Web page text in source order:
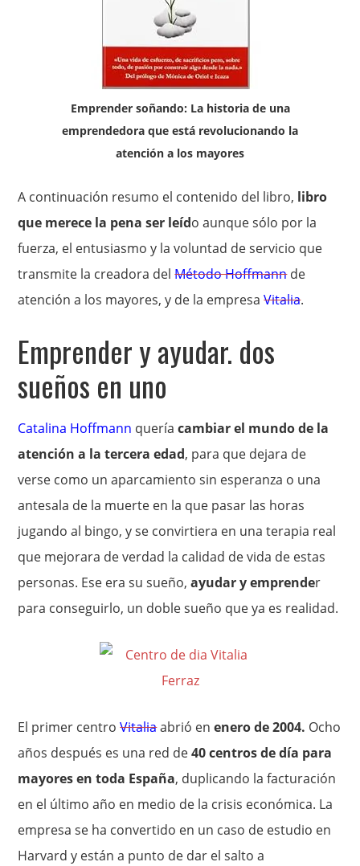
Emprender soñando: La historia de una
emprendedora que está revolucionando la
atención a los mayores
A continuación resumo el contenido del libro, libro
que merece la pena ser leído aunque sólo por la
fuerza, el entusiasmo y la voluntad de servicio que
transmite la creadora delMétodo Hoffmannde
atención a los mayores, y de la empresaVitalia.
Emprender y ayudar. dos
sueños en uno
Catalina Hoffmann queríacambiar el mundo de la
atención a la tercera edad, para que dejara de
verse como un aparcamiento sin esperanza o una
antesala de la muerte en la que pasar las horas
jugando al bingo, y se convirtiera en una terapia real
que mejorara de verdad la calidad de vida de estas
personas. Ese era su sueño,ayudar y emprender
para conseguirlo, un doble sueño que ya es realidad.
El primer centroVitaliaabrió enenero de 2004. Ocho
años después es una red de40 centros de día para
mayores en toda España, duplicando la facturación
en el último año en medio de la crisis económica. La
empresa se ha convertido en un caso de estudio en
Harvard y están a punto de dar el salto a